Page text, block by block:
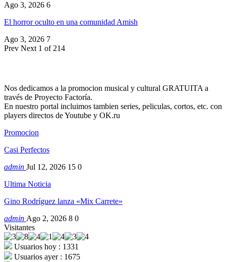
Ago 3, 2026 6
El horror oculto en una comunidad Amish
Ago 3, 2026 7
Prev Next 1 of 214
Nos dedicamos a la promocion musical y cultural GRATUITA a
través de Proyecto Factoría.
En nuestro portal incluimos tambien series, peliculas, cortos, etc. con
players directos de Youtube y OK.ru
Promocion
Casi Perfectos
admin Jul 12, 2026 15 0
Ultima Noticia
Gino Rodríguez lanza «Mix Carrete»
admin Ago 2, 2026 8 0
Visitantes
Usuarios hoy : 1331
Usuarios ayer : 1675